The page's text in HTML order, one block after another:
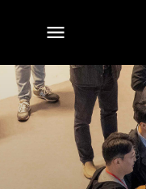
전체
메뉴